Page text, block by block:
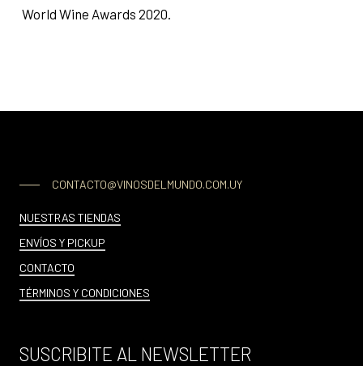
World Wine Awards 2020.
CONTACTO@VINOSDELMUNDO.COM.UY
NUESTRAS TIENDAS
ENVÍOS Y PICKUP
CONTACTO
TÉRMINOS Y CONDICIONES
SUSCRIBITE AL NEWSLETTER